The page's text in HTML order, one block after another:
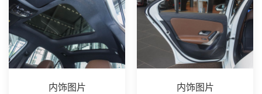
内饰图片 内饰图片